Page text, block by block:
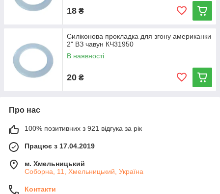
18 ₴
Силіконова прокладка для згону американки
2" ВЗ чавун КЧ31950
В наявності
20 ₴
Про нас
100% позитивних з 921 відгука за рік
Працює з 17.04.2019
м. Хмельницький
Соборна, 11, Хмельницький, Україна
Контакти